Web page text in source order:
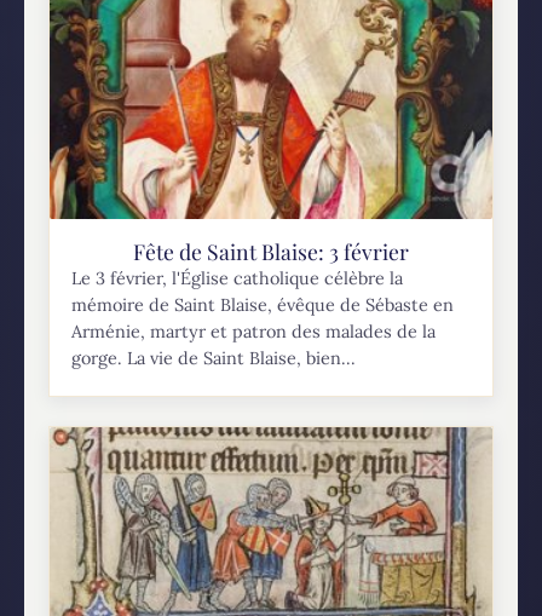
Fête de Saint Blaise: 3 février
Le 3 février, l'Église catholique célèbre la
mémoire de Saint Blaise, évêque de Sébaste en
Arménie, martyr et patron des malades de la
gorge. La vie de Saint Blaise, bien...